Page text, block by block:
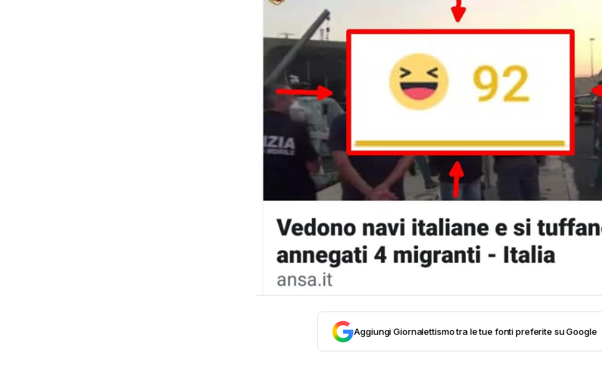
Aggiungi Giornalettismo tra le tue fonti preferite su Google